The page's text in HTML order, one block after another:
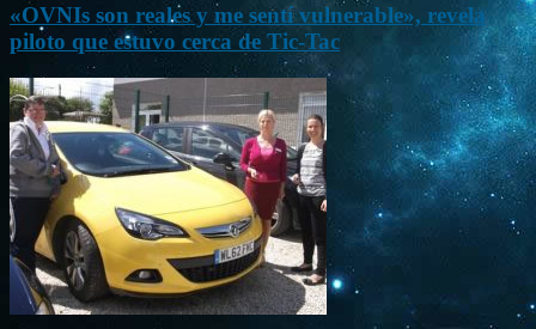
«OVNIs son reales y me sentí vulnerable», revela
piloto que estuvo cerca de Tic-Tac